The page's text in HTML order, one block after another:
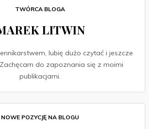
TWÓRCA BLOGA
LITWIN
lubię dużo czytać i jeszcze
do zapoznania się z moimi
publikacjami.
NOWE POZYCJĘ NA BLOGU